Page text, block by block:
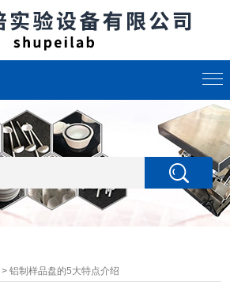
> 铝制样品盘的5大特点介绍